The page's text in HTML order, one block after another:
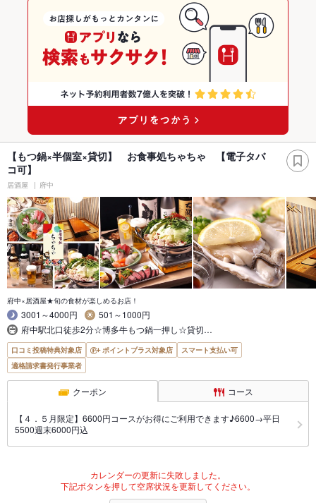
【もつ鍋×半個室×貸切】 お食事処ちゃちゃ 【電子タバ
コ可】
居酒屋 府中
府中×居酒屋★旬の食材が楽しめるお店！
3001～4000円
501～1000円
府中駅北口徒歩2分☆博多牛もつ鍋一押し☆貸切…
口コミ投稿特典対象店 ポイントプラス対象店
スマート支払い可
適格請求書発行事業者
クーポン コース
【４．５月限定】6600円コースがお得にご利用できます♪6600→平日
5500週末6000円込
カレンダーの更新に失敗しました。
下記ボタンを押して空席状況を更新してください。